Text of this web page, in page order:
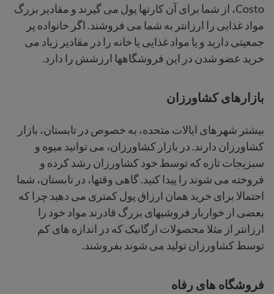
Costo، از شما برای آن کارتها پول می گیرند و مقادیر بزرگ
مواد غذایی را ارزانتر به شما می فروشند. اگر خانواده پر
جمعیتی دارید و یا مواد غذایی یا خانه را در مقادیر زیاد می
خرید عضو شدن در این فروشگاهها ارزشش را دارد.
بازارهای کشاورزان
بیشتر شهرهای ایالات متحده، به خصوص در تابستان، بازار
کشاورزان دارند. در بازار کشاورزان، می توانید میوه و
سبزیجات تازه که توسط خود کشاورزان رشد کرده و
فروخته می شوند را پیدا کنید. گاهی وقتها، در تابستان، شما
احتمالا برای خرید همان ارزاق پول کمتری می دهید چرا که
بعضی از خواربار فروشیهای بزرگ قادرند مواد خود را
ارزانتر از مثلا محصولات ارگانیک که در اندازه های کم
توسط کشاورزان تولید می شوند بفروشند.
فروشگاه های رفاه